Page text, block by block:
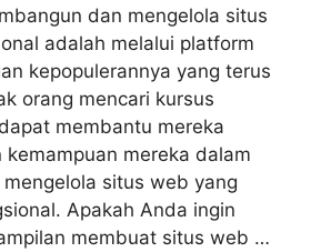
dan mengelola situs
adalah melalui platform
kepopulerannya yang terus
orang mencari kursus
membantu mereka
kemampuan mereka dalam
situs web yang
Apakah Anda ingin
membuat situs web …